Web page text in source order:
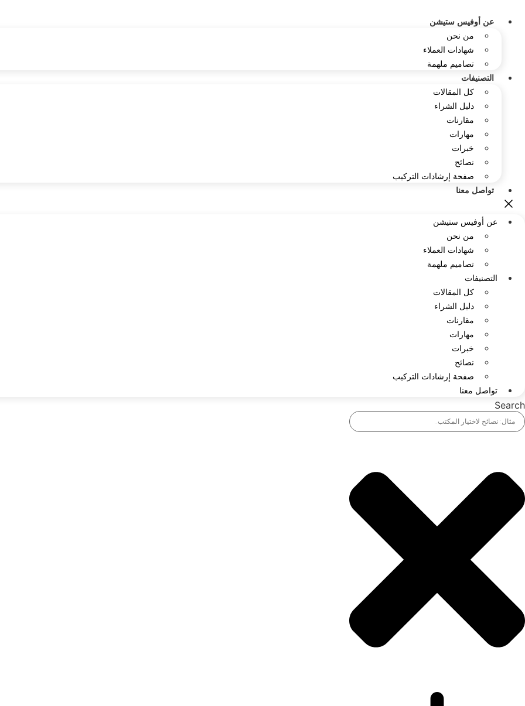
عن أوفيس ستيشن
من نحن
شهادات العملاء
تصاميم ملهمة
التصنيفات
كل المقالات
دليل الشراء
مقارنات
مهارات
خبرات
نصائح
صفحة إرشادات التركيب
تواصل معنا
عن أوفيس ستيشن
من نحن
شهادات العملاء
تصاميم ملهمة
التصنيفات
كل المقالات
دليل الشراء
مقارنات
مهارات
خبرات
نصائح
صفحة إرشادات التركيب
تواصل معنا
Search